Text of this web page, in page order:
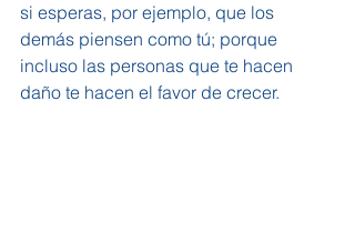
si esperas, por ejemplo, que los
demás piensen como tú; porque
incluso las personas que te hacen
daño te hacen el favor de crecer.